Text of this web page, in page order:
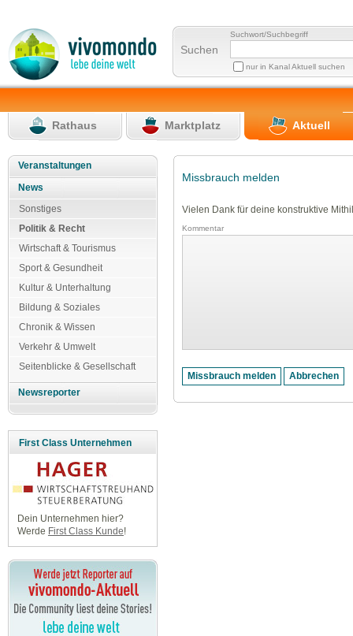
Suchen
Suchwort/Suchbegriff
nur in Kanal Aktuell suchen
Rathaus Marktplatz Aktuell
Veranstaltungen
News
Sonstiges
Politik & Recht
Wirtschaft & Tourismus
Sport & Gesundheit
Kultur & Unterhaltung
Bildung & Soziales
Chronik & Wissen
Verkehr & Umwelt
Seitenblicke & Gesellschaft
Newsreporter
First Class Unternehmen
Dein Unternehmen hier?
Werde First Class Kunde!
Missbrauch melden
Vielen Dank für deine konstruktive
Kommentar